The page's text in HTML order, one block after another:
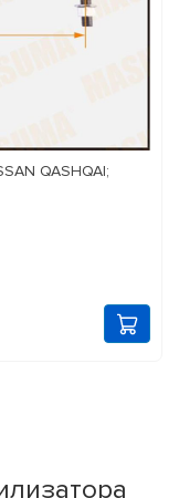
QASHQAI;